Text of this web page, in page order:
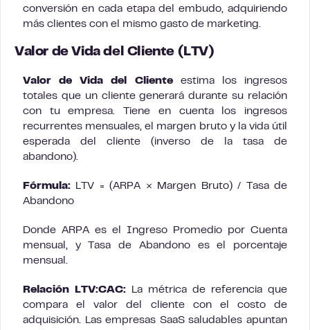
conversión en cada etapa del embudo, adquiriendo
más clientes con el mismo gasto de marketing.
Valor de Vida del Cliente (LTV)
Valor de Vida del Clienteestima los ingresos
totales que un cliente generará durante su relación
con tu empresa. Tiene en cuenta los ingresos
recurrentes mensuales, el margen bruto y la vida útil
esperada del cliente (inverso de la tasa de
abandono).
Fórmula: LTV = (ARPA × Margen Bruto) / Tasa de
Abandono
Donde ARPA es el Ingreso Promedio por Cuenta
mensual, y Tasa de Abandono es el porcentaje
mensual.
Relación LTV:CAC: La métrica de referencia que
compara el valor del cliente con el costo de
adquisición. Las empresas SaaS saludables apuntan